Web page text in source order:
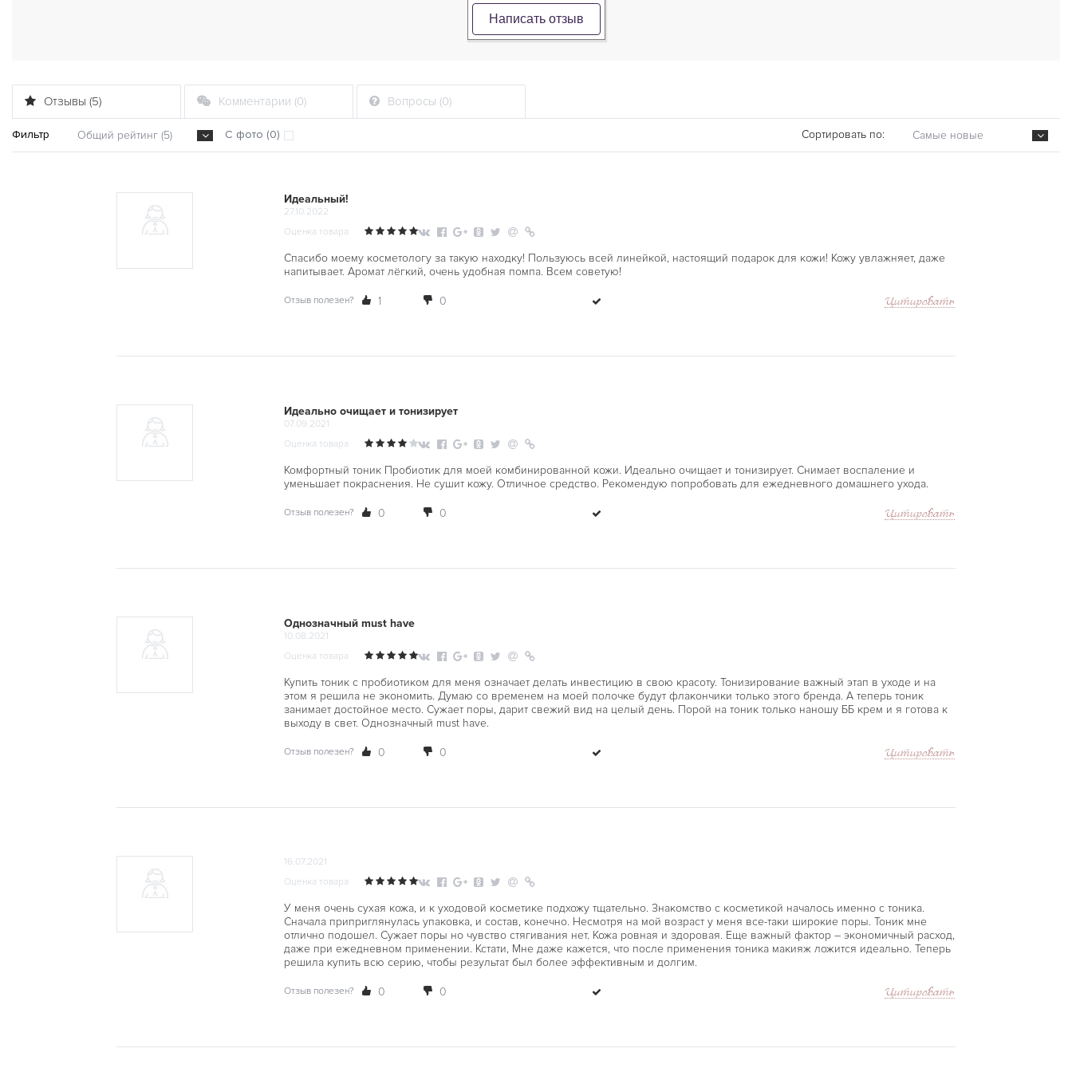
Написать отзыв
Отзывы (5) Комментарии (0) Вопросы (0)
Фильтр Общий рейтинг (5) С фото (0) Сортировать по: Самые новые
Идеальный!
27.10.2022
Оценка товара
Спасибо моему косметологу за такую находку! Пользуюсь всей линейкой, настоящий подарок для кожи! Кожу увлажняет, даже
напитывает. Аромат лёгкий, очень удобная помпа. Всем советую!
Отзыв полезен? 1 0 Цитировать
Идеально очищает и тонизирует
07.09.2021
Оценка товара
Комфортный тоник Пробиотик для моей комбинированной кожи. Идеально очищает и тонизирует. Снимает воспаление и
уменьшает покраснения. Не сушит кожу. Отличное средство. Рекомендую попробовать для ежедневного домашнего ухода.
Отзыв полезен? 0 0 Цитировать
Однозначный must have
10.08.2021
Оценка товара
Купить тоник с пробиотиком для меня означает делать инвестицию в свою красоту. Тонизирование важный этап в уходе и на
этом я решила не экономить. Думаю со временем на моей полочке будут флакончики только этого бренда. А теперь тоник
занимает достойное место. Сужает поры, дарит свежий вид на целый день. Порой на тоник только наношу ББ крем и я готова к
выходу в свет. Однозначный must have.
Отзыв полезен? 0 0 Цитировать
16.07.2021
Оценка товара
У меня очень сухая кожа, и к уходовой косметике подхожу тщательно. Знакомство с косметикой началось именно с тоника.
Сначала приприглянулась упаковка, и состав, конечно. Несмотря на мой возраст у меня все-таки широкие поры. Тоник мне
отлично подошел. Сужает поры но чувство стягивания нет. Кожа ровная и здоровая. Еще важный фактор – экономичный расход,
даже при ежедневном применении. Кстати, Мне даже кажется, что после применения тоника макияж ложится идеально. Теперь
решила купить всю серию, чтобы результат был более эффективным и долгим.
Отзыв полезен? 0 0 Цитировать